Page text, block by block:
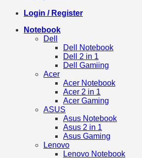
Login / Register
Notebook
Dell
Dell Notebook
Dell 2 in 1
Dell Gamiing
Acer
Acer Notebook
Acer 2 in 1
Acer Gaming
ASUS
Asus Notebook
Asus 2 in 1
Asus Gaming
Lenovo
Lenovo Notebook